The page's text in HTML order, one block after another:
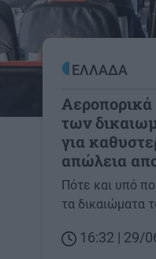
ΕΛΛΑΔΑ
Αεροπορικά
των
για
απώλεια
Πότε και υπό
τα δικαιώματα
16:32 | 29/